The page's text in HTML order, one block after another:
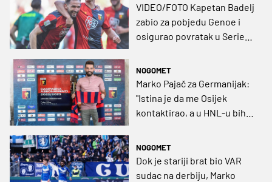
VIDEO/FOTO Kapetan Badelj
zabio za pobjedu Genoe i
osigurao povratak u Serie
NOGOMET
Marko Pajač za Germanijak:
"Istina je da me Osijek
kontaktirao, a u HNL-u bih
NOGOMET
Dok je stariji brat bio VAR
sudac na derbiju, Marko